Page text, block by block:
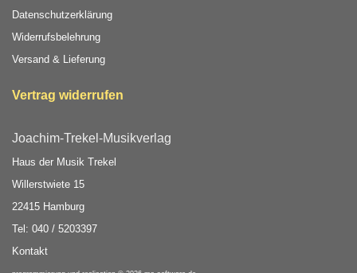
Datenschutzerklärung
Widerrufsbelehrung
Versand & Lieferung
Vertrag widerrufen
Joachim-Trekel-Musikverlag
Haus der Musik Trekel
Willerstwiete 15
22415 Hamburg
Tel: 040 / 5203397
Kontakt